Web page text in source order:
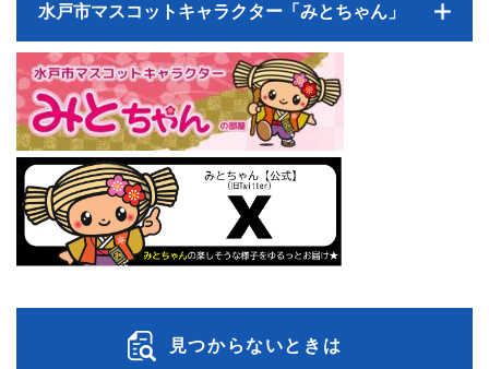
水戸市マスコットキャラクター「みとちゃん」
見つからないときは